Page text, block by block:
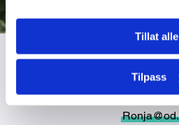
Tillat alle
Tilpass
Ronja
Innlandet, Sogn og Fjordane,